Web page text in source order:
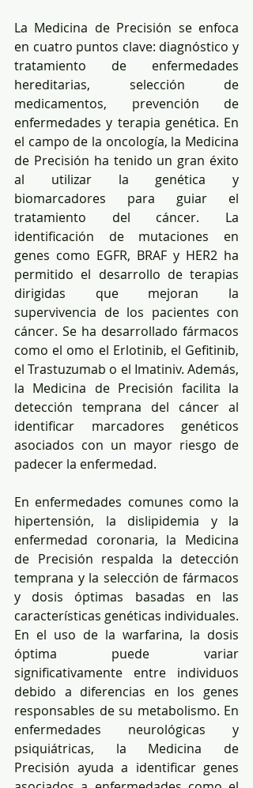
La Medicina de Precisión se enfoca
en cuatro puntos clave: diagnóstico y
tratamiento de enfermedades
hereditarias, selección de
medicamentos, prevención de
enfermedades y terapia genética. En
el campo de la oncología, la Medicina
de Precisión ha tenido un gran éxito
al utilizar la genética y
biomarcadores para guiar el
tratamiento del cáncer. La
identificación de mutaciones en
genes como EGFR, BRAF y HER2 ha
permitido el desarrollo de terapias
dirigidas que mejoran la
supervivencia de los pacientes con
cáncer. Se ha desarrollado fármacos
como el omo el Erlotinib, el Gefitinib,
el Trastuzumab o el Imatiniv. Además,
la Medicina de Precisión facilita la
detección temprana del cáncer al
identificar marcadores genéticos
asociados con un mayor riesgo de
padecer la enfermedad.
En enfermedades comunes como la
hipertensión, la dislipidemia y la
enfermedad coronaria, la Medicina
de Precisión respalda la detección
temprana y la selección de fármacos
y dosis óptimas basadas en las
características genéticas individuales.
En el uso de la warfarina, la dosis
óptima puede variar
significativamente entre individuos
debido a diferencias en los genes
responsables de su metabolismo. En
enfermedades neurológicas y
psiquiátricas, la Medicina de
Precisión ayuda a identificar genes